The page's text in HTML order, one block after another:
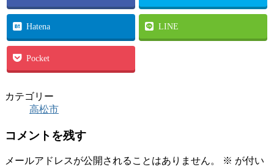
Hatena LINE
Pocket
カテゴリー
高松市
コメントを残す
メールアドレスが公開されることはありません。 ※ が付い